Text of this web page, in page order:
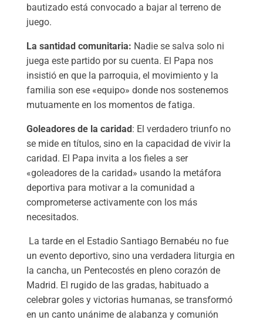
bautizado está convocado a bajar al terreno de
juego.
La santidad comunitaria: Nadie se salva solo ni
juega este partido por su cuenta. El Papa nos
insistió en que la parroquia, el movimiento y la
familia son ese «equipo» donde nos sostenemos
mutuamente en los momentos de fatiga.
Goleadores de la caridad : El verdadero triunfo no
se mide en títulos, sino en la capacidad de vivir la
caridad. El Papa invita a los fieles a ser
«goleadores de la caridad» usando la metáfora
deportiva para motivar a la comunidad a
comprometerse activamente con los más
necesitados.
La tarde en el Estadio Santiago Bernabéu no fue
un evento deportivo, sino una verdadera liturgia en
la cancha, un Pentecostés en pleno corazón de
Madrid. El rugido de las gradas, habituado a
celebrar goles y victorias humanas, se transformó
en un canto unánime de alabanza y comunión